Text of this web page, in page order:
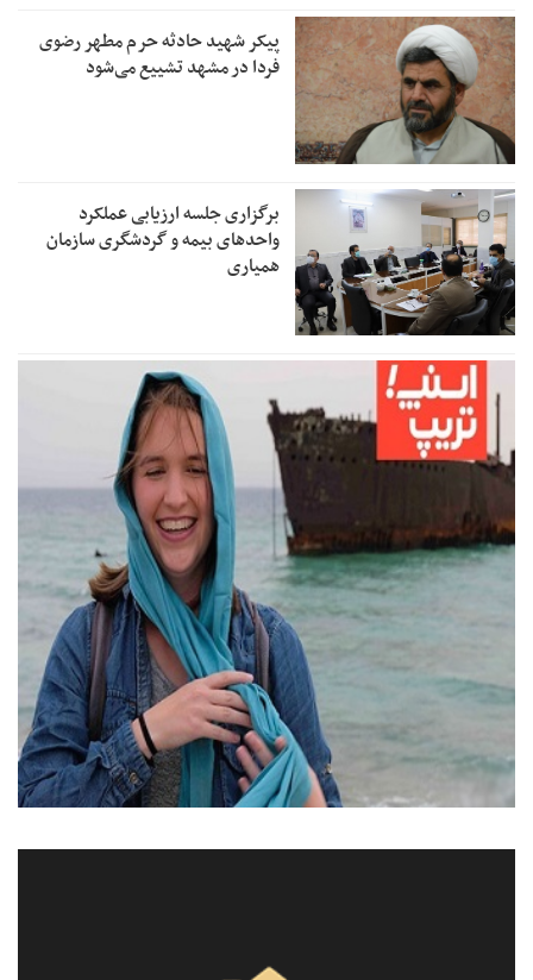
پیکر شهید حادثه حرم مطهر رضوی
فردا در مشهد تشییع می‌شود
برگزاری جلسه ارزیابی عملکرد
واحدهای بیمه و گردشگری سازمان
همیاری